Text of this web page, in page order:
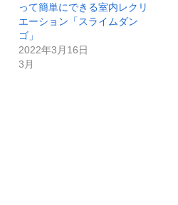
って簡単にできる室内レクリ
エーション「スライムダン
ゴ」
2022年3月16日
3月